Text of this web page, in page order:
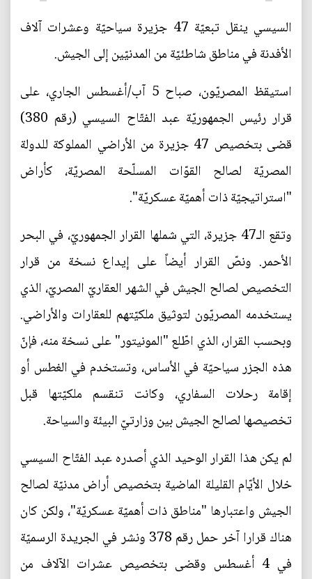
السيسي ينقل تبعيّة 47 جزيرة سياحيّة وعشرات آلاف
الأفدنة في مناطق شاطئيّة من المدنيّين إلى الجيش.
استيقظ المصريّون، صباح 5 آب/أغسطس الجاري، على
قرار رئيس الجمهوريّة عبد الفتّاح السيسي (رقم 380)
قضى بتخصيص 47 جزيرة من الأراضي المملوكة للدولة
المصريّة لصالح القوّات المسلّحة المصريّة، كأراض
"استراتيجيّة ذات أهميّة عسكريّة".
وتقع الـ47 جزيرة، التي شملها القرار الجمهوريّ، في البحر
الأحمر. ونصّ القرار أيضاً على إيداع نسخة من قرار
التخصيص لصالح الجيش في الشهر العقاريّ المصريّ، الذي
يستخدمه المصريّون لتوثيق ملكيّتهم للعقارات والأراضي.
وبحسب القرار، الذي اطّلع "المونيتور" على نسخة منه، فإنّ
هذه الجزر سياحيّة في الأساس، وتستخدم في الغطس أو
إقامة رحلات السفاري، وكانت تنقسم ملكيّتها قبل
تخصيصها لصالح الجيش بين وزارتيّ البيئة والسياحة.
لم يكن هذا القرار الوحيد الذي أصدره عبد الفتّاح السيسي
خلال الأيّام القليلة الماضية بتخصيص أراض مدنيّة لصالح
الجيش واعتبارها "مناطق ذات أهميّة عسكريّة"، ولكن كان
هناك قرارا آخر حمل رقم 378 ونشر في الجريدة الرسميّة
في 4 أغسطس وقضى بتخصيص عشرات الآلاف من